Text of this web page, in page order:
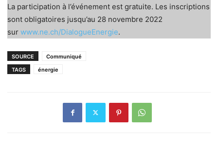
La participation à l’événement est gratuite. Les inscriptions
sont obligatoires jusqu’au 28 novembre 2022
sur www.ne.ch/DialogueEnergie.
SOURCE
Communiqué
TAGS
énergie